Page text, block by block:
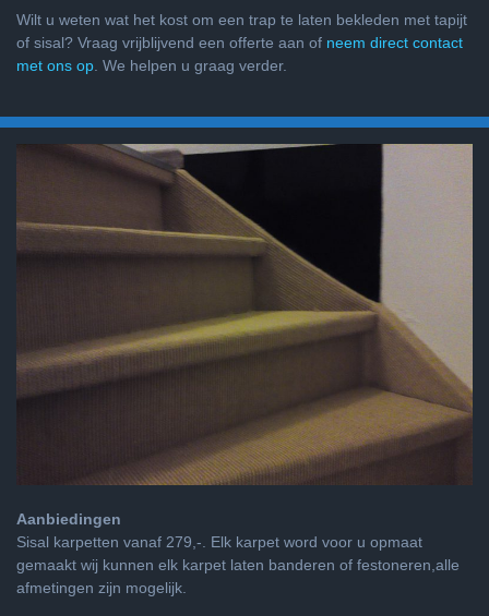
Wilt u weten wat het kost om een trap te laten bekleden met tapijt
of sisal? Vraag vrijblijvend een offerte aan of neem direct contact
met ons op . We helpen u graag verder.
Aanbiedingen
Sisal karpetten vanaf 279,-. Elk karpet word voor u opmaat
gemaakt wij kunnen elk karpet laten banderen of festoneren,alle
afmetingen zijn mogelijk.